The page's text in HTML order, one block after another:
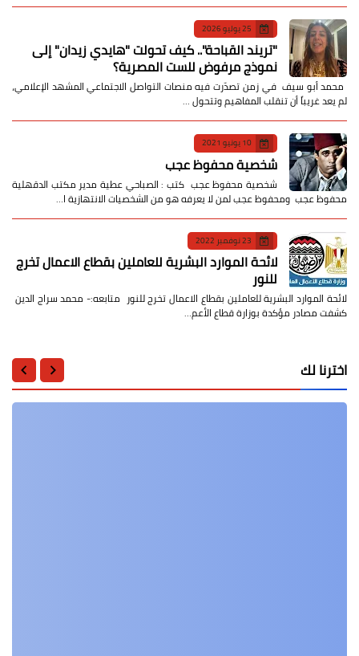
25 يوليو 2026
​"تريند القباحة".. كيف تحولت "هايدي زيدان" إلى
نموذج مرفوض للست المصرية؟
​ محمد أبو سيف ​في زمن تصدّرت فيه منصات التواصل الاجتماعي المشهد الإعلامي،
لم يعد غريباً أن تنقلب المفاهيم وتتحول …
10 يونيو 2021
شخصية محفوظ عجب
شخصية محفوظ عجب كتب : الصباحي عطية مدير مكتب الدقهلية
محفوظ عجب ومحفوظ عجب لمن لا يعرفه هو من الشخصيات الانتهازية ا…
23 نوفمبر 2022
لائحة الموارد البشرية للعاملين بقطاع الاعمال تخرج
للنور
لائحة الموارد البشرية للعاملين بقطاع الاعمال تخرج للنور متابعه:- محمد سراج الدين
كشفت مصادر مؤكدة بوزارة قطاع الأعم…
اخترنا لك